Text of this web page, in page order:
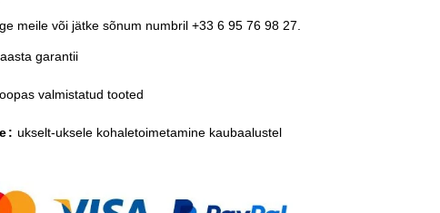
meile või jätke sõnum numbril +33 6 95 76 98 27.
garantii
valmistatud tooted
ukselt-uksele kohaletoimetamine kaubaalustel